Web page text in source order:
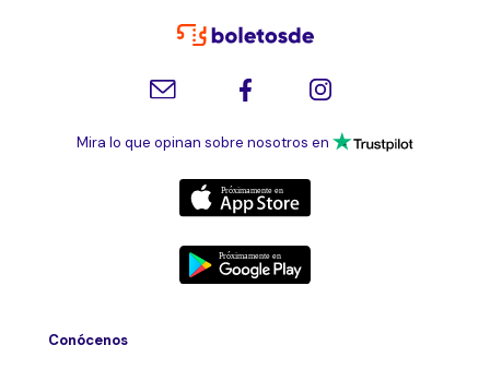
Mira lo que opinan sobre nosotros en
Conócenos